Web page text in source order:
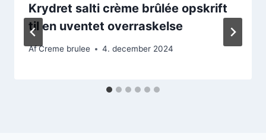
Krydret salti crème brûlée opskrift
til en uventet overraskelse
AfCreme brulee 4. december 2024